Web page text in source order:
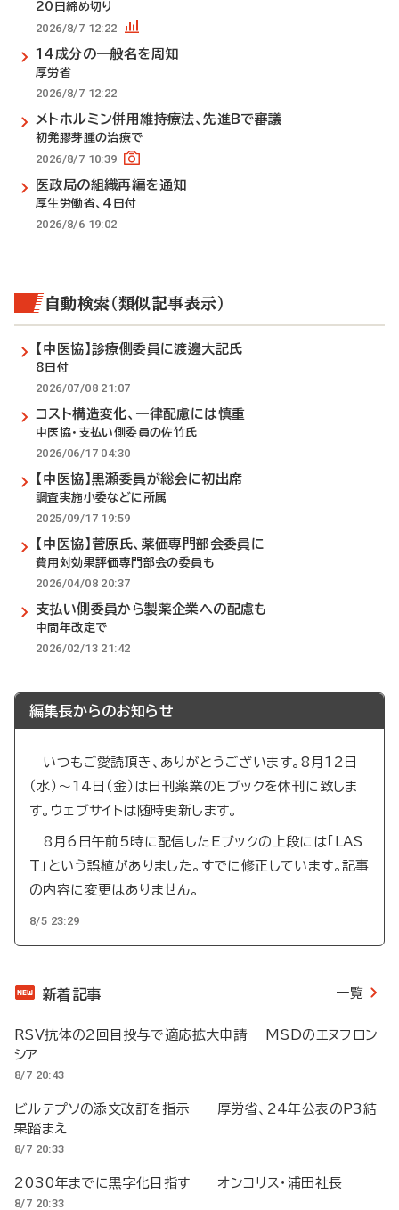
20日締め切り
2026/8/7 12:22
14成分の一般名を周知
厚労省
2026/8/7 12:22
メトホルミン併用維持療法、先進Bで審議
初発膠芽腫の治療で
2026/8/7 10:39
医政局の組織再編を通知
厚生労働省、4日付
2026/8/6 19:02
自動検索（類似記事表示）
【中医協】診療側委員に渡邊大記氏
8日付
2026/07/08 21:07
コスト構造変化、一律配慮には慎重
中医協・支払い側委員の佐竹氏
2026/06/17 04:30
【中医協】黒瀬委員が総会に初出席
調査実施小委などに所属
2025/09/17 19:59
【中医協】菅原氏、薬価専門部会委員に
費用対効果評価専門部会の委員も
2026/04/08 20:37
支払い側委員から製薬企業への配慮も
中間年改定で
2026/02/13 21:42
編集長からのお知らせ
いつもご愛読頂き、ありがとうございます。8月12日
（水）～14日（金）は日刊薬業のEブックを休刊に致しま
す。ウェブサイトは随時更新します。
8月6日午前5時に配信したEブックの上段には「LAS
T」という誤植がありました。すでに修正しています。記事
の内容に変更はありません。
8/5 23:29
新着記事 一覧
RSV抗体の2回目投与で適応拡大申請 MSDのエヌフロン
シア
8/7 20:43
ビルテプソの添文改訂を指示 厚労省、24年公表のP3結
果踏まえ
8/7 20:33
2030年までに黒字化目指す オンコリス・浦田社長
8/7 20:33